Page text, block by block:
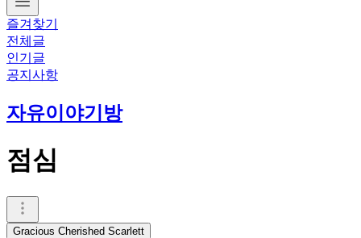
즐겨찾기
전체글
인기글
공지사항
자유이야기방
점심
Gracious Cherished Scarlett